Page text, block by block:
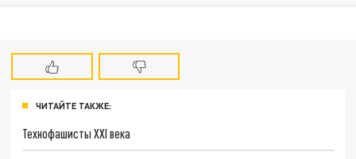
ЧИТАЙТЕ ТАКЖЕ:
Технофашисты XXI века